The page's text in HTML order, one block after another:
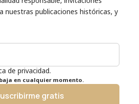
nuestras publicaciones históricas, y
de privacidad.
en cualquier momento.
gratis